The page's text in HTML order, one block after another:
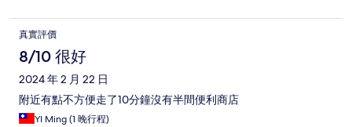
真實評價
8/10 很好
2024 年 2 月 22 日
附近有點不方便走了10分鐘沒有半間便利商店
YI Ming (1 晚行程)